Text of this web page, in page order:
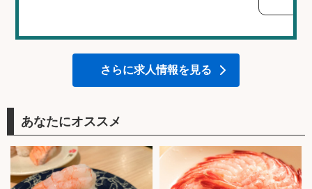
さらに求人情報を見る
あなたにオススメ